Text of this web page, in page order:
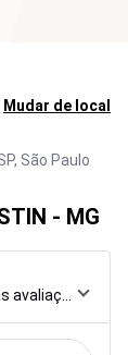
Mudar de local
São Paulo
- MG